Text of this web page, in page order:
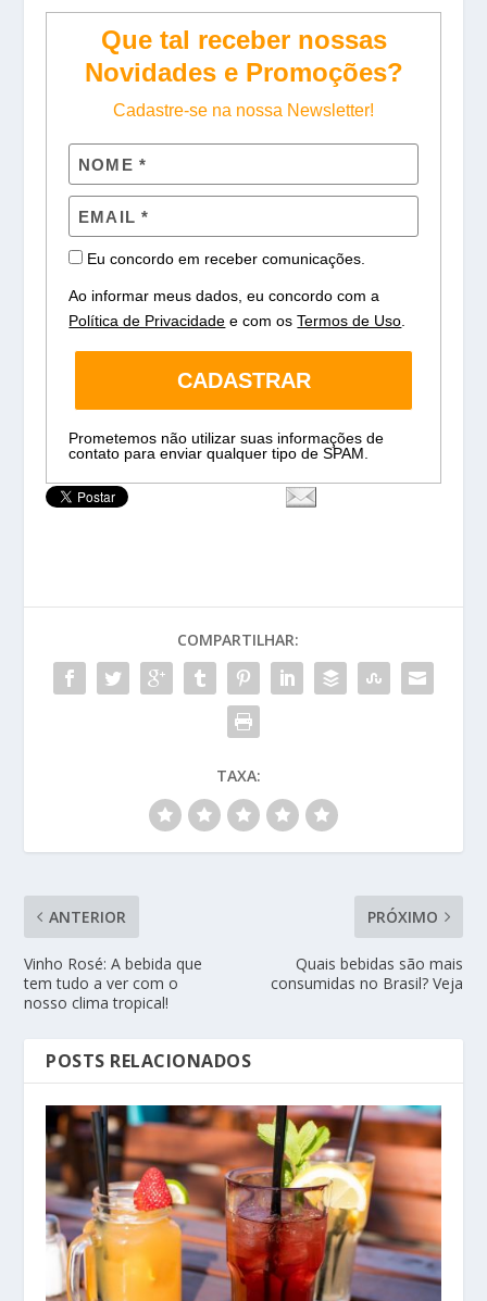
Que tal receber nossas
Novidades e Promoções?
Cadastre-se na nossa Newsletter!
Eu concordo em receber comunicações.
Ao informar meus dados, eu concordo com a
Política de Privacidade e com osTermos de Uso
CADASTRAR
Prometemos não utilizar suas informações de
contato para enviar qualquer tipo de SPAM.
COMPARTILHAR:
TAXA:
ANTERIOR
Vinho Rosé: A bebida que
tem tudo a ver com o
nosso clima tropical!
PRÓXIMO
Quais bebidas são mais
consumidas no Brasil? Veja
POSTS RELACIONADOS